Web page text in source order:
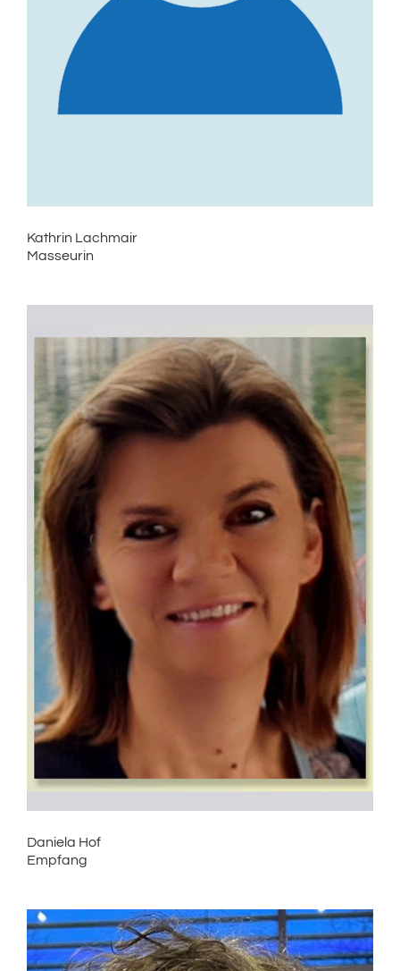
Kathrin Lachmair
Masseurin
Daniela Hof
Empfang